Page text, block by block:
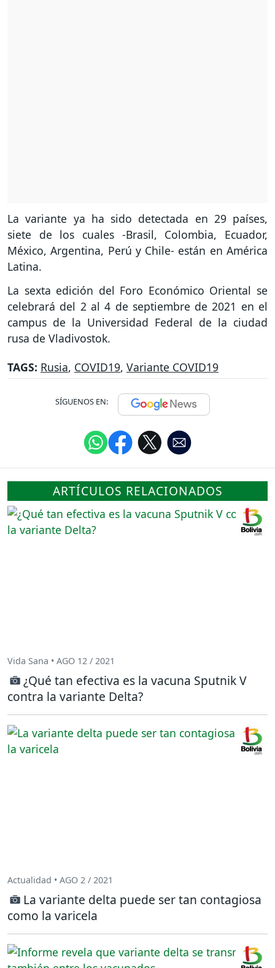
La variante ya ha sido detectada en 29 países,
siete de los cuales -Brasil, Colombia, Ecuador,
México, Argentina, Perú y Chile- están en América
Latina.
La sexta edición del Foro Económico Oriental se
celebrará del 2 al 4 de septiembre de 2021 en el
campus de la Universidad Federal de la ciudad
rusa de Vladivostok.
TAGS: Rusia, COVID19, Variante COVID19
SÍGUENOS EN:
ARTÍCULOS RELACIONADOS
Vida Sana • AGO 12 / 2021
¿Qué tan efectiva es la vacuna Sputnik V
contra la variante Delta?
Actualidad • AGO 2 / 2021
La variante delta puede ser tan contagiosa
como la varicela